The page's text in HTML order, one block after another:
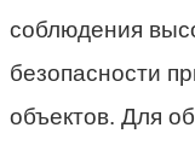
соблюдения
безопасности
объектов. Для